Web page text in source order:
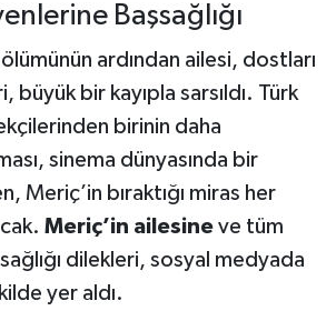
Başsağlığı
ardından ailesi, dostları
büyük bir kayıpla sarsıldı. Türk
birinin daha
sinema dünyasında bir
Meriç’in bıraktığı miras her
Meriç’in ailesineve tüm
dilekleri, sosyal medyada
yer aldı.